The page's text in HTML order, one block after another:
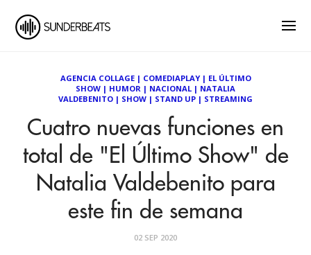
AGENCIA COLLAGE| COMEDIAPLAY| EL ÚLTIMO
SHOW | HUMOR | NACIONAL | NATALIA
VALDEBENITO | SHOW | STAND UP | STREAMING
Cuatro nuevas funciones en
total de "El Último Show" de
Natalia Valdebenito para
este fin de semana
02 SEP 2020